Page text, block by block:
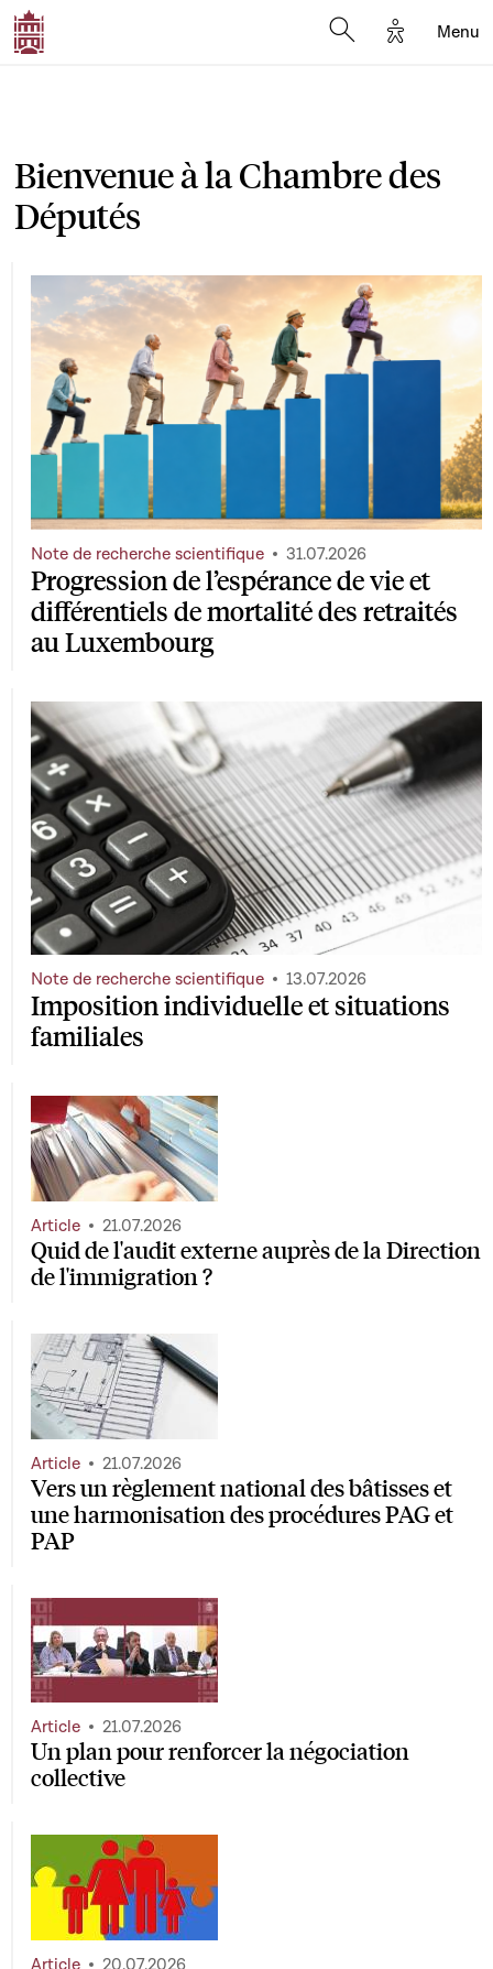
Options
Menu
Bienvenue à la Chambre des
Députés
Progression de l’espérance de vie et
différentiels de mortalité des retraités
au Luxembourg
Note de recherche scientifique 31.07.2026
Imposition individuelle et situations
familiales
Note de recherche scientifique 13.07.2026
Quid de l'audit externe auprès de la Direction
de l'immigration ?
Article 21.07.2026
Vers un règlement national des bâtisses et
une harmonisation des procédures PAG et
PAP
Article 21.07.2026
Un plan pour renforcer la négociation
collective
Article 21.07.2026
Article 20.07.2026